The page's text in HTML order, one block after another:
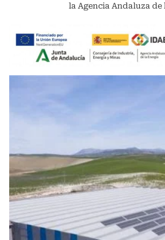
la Agencia Andaluza de